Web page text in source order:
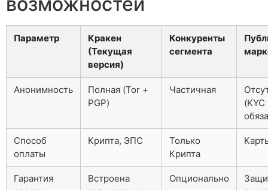
Параметр
Кракен
(Текущая
версия)
Конкуренты
сегмента
Анонимность
Полная (Tor +
PGP)
Частичная
(KYC
Способ
оплаты
Крипта, ЭПС
Только
Крипта
Гарантия
Встроена
Опционально